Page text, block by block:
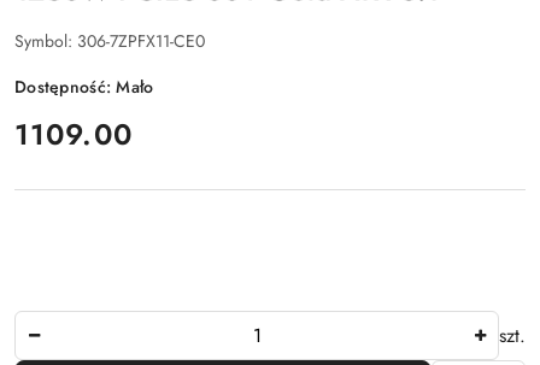
Symbol: 306-7ZPFX11-CE0
Dostępność:Mało
cena:
1109.00
szt.